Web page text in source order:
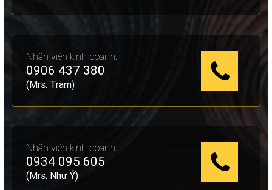
Nhân viên kinh doanh:
0906 437 380
(Mrs. Tram)
Nhân viên kinh doanh:
0934 095 605
(Mrs. Như Ý)